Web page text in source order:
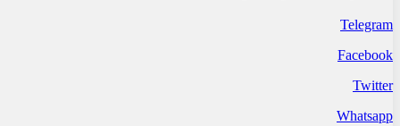
Telegram
Facebook
Twitter
Whatsapp